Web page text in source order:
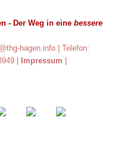
- Der Weg in einebessere
hagen.info
| Telefon:
|
Impressum